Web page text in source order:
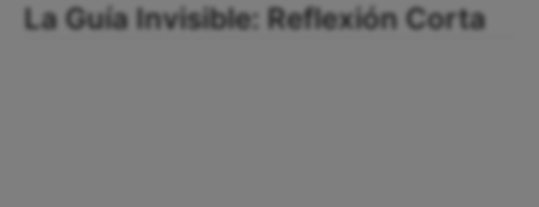
La Guía Invisible: Reflexión Corta